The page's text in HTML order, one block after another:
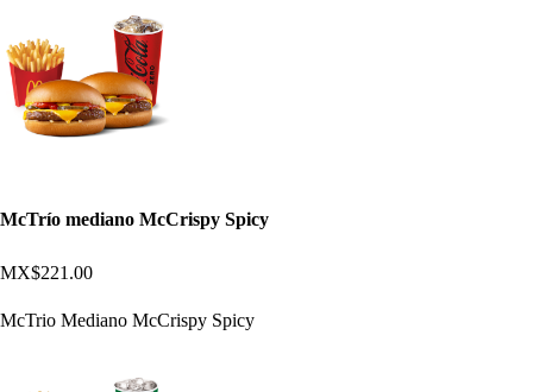
McTrío mediano McCrispy Spicy
MX$221.00
McTrio Mediano McCrispy Spicy